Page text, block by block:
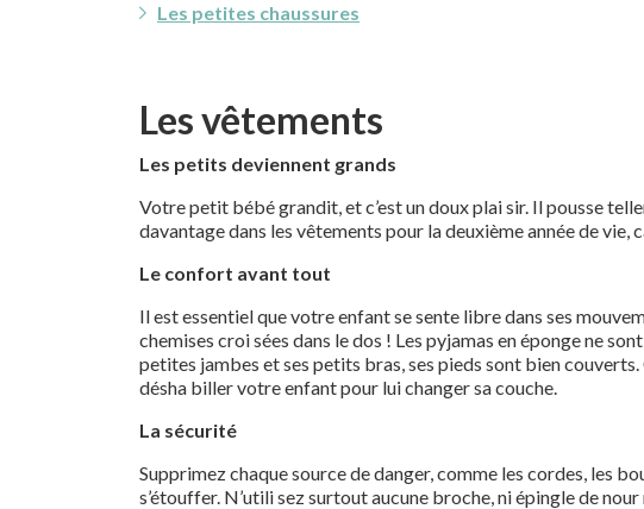
Les petites chaussures
Les vêtements
Les petits deviennent grands
Votre petit bébé grandit, et c’est un doux plai sir. Il pousse
davantage dans les vêtements pour la deuxième année de
Le confort avant tout
Il est essentiel que votre enfant se sente libre dans ses
chemises croi sées dans le dos ! Les pyjamas en éponge ne
petites jambes et ses petits bras, ses pieds sont bien
désha biller votre enfant pour lui changer sa couche.
La sécurité
Supprimez chaque source de danger, comme les cordes, les
s’étouffer. N’utili sez surtout aucune broche, ni épingle de